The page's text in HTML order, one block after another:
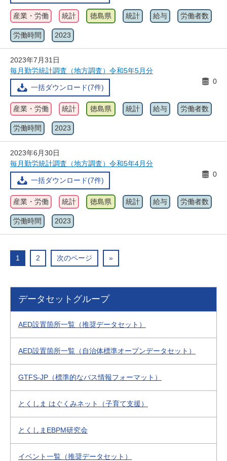
産業・労働 統計 徳島県 統計 給与 労働者数
労働時間 2023
2023年7月31日
毎月勤労統計調査（地方調査）令和5年5月分
一括ダウンロード(7件)
0
産業・労働 統計 徳島県 統計 給与 労働者数
労働時間 2023
2023年6月30日
毎月勤労統計調査（地方調査）令和5年4月分
一括ダウンロード(7件)
0
産業・労働 統計 徳島県 統計 給与 労働者数
労働時間 2023
1 2 次のページ »
データセットグループ
AED設置箇所一覧（推奨データセット）
AED設置箇所一覧（自治体標準オープンデータセット）
GTFS-JP（標準的なバス情報フォーマット）
とくしま はぐくみネット（子育て支援）
とくしまEBPM研究会
イベント一覧（推奨データセット）